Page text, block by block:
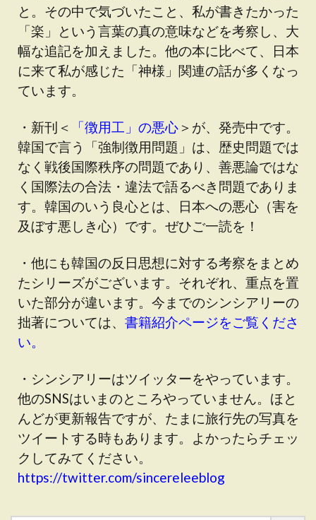
と。その中で気づいたこと、私が書きたかった
「楽」という言葉の真の意味などを考察し、大
幅な追記を加えました。他の本に比べて、日本
に来て私が感じた「神様」関連の話が多くなっ
ています。
・新刊＜ 「徴用工」の悪心＞が、発売中です。
韓国で言う「強制徴用問題」は、歴史問題では
なく戦後国際秩序の問題であり、善悪論ではな
く国際法の合法・違法で語るべき問題でありま
す。韓国のいう良心とは、日本への悪心（害を
及ぼす悪しき心）です。ぜひご一読を！
・他にも韓国の反日思想に対する考察をまとめ
たシリーズがございます。それぞれ、重点を置
いた部分が違います。今までのシンシアリーの
拙著については、 書籍紹介ページをご覧くださ
い。
・シンシアリーはツイッターをやっています。
他のSNSはいまのところやっていません。ほと
んどが更新報告ですが、たまに旅行先の写真を
ツイートする時もあります。よかったらチェッ
クしてみてください。
https://twitter.com/sincereleeblog